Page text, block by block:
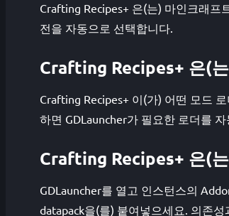
Crafting Recipes+ 은(는) 마인크래프
전을 자동으로 선택합니다.
Crafting Recipes+ 은(
Crafting Recipes+ 이(가) 어떤 모드
하면 GDLauncher가 필요한 로더를
Crafting Recipes+ 은(
GDLauncher를 열고 인스턴스의
datapack을(를) 붙여넣으세요. 의존